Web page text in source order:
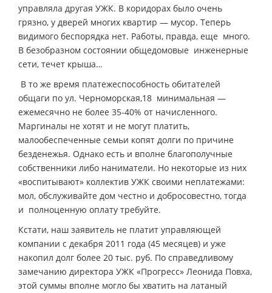
управляла другая УЖК. В коридорах было очень
грязно, у дверей многих квартир — мусор. Теперь
видимого беспорядка нет. Работы, правда, еще много.
В безобразном состоянии общедомовые инженерные
сети, течет крыша…
В то же время платежеспособность обитателей
общаги по ул. Черноморская,18 минимальная —
ежемесячно не более 35-40% от начисленного.
Маргиналы не хотят и не могут платить,
малообеспеченные семьи копят долги по причине
безденежья. Однако есть и вполне благополучные
собственники либо наниматели. Но некоторые из них
«воспитывают» коллектив УЖК своими неплатежами:
мол, обслуживайте дом честно и добросовестно, тогда
и полноценную оплату требуйте.
Кстати, наш заявитель не платит управляющей
компании с декабря 2011 года (45 месяцев) и уже
накопил долг более 20 тыс. руб. По справедливому
замечанию директора УЖК «Прогресс» Леонида Повха,
этой суммы вполне могло бы хватить на латаный